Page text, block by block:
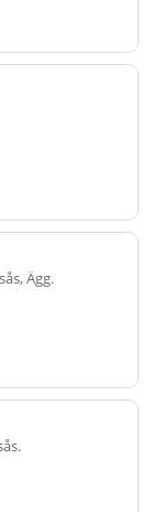
Ägg.
.